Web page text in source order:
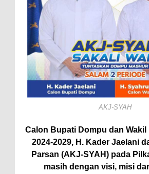
Perairan
Perkuat
Kapolres Bima
Kejari dan
Nobar Piala
Inggris, Polres
Silaturahmi
Nobar Bareng
Spanyol di
Wali Kota
AKJ-SYAH
Calon Bupati Dompu dan
2024-2029, H. Kader Jaelani
Parsan (AKJ-SYAH) pada
masih dengan visi, misi